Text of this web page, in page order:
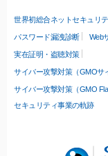
世界初総合ネットセキュリ
パスワード漏洩診断 Web
実在証明・盗聴対策
サイバー攻撃対策（GMOサ
サイバー攻撃対策（GMO
セキュリティ事業の軌跡